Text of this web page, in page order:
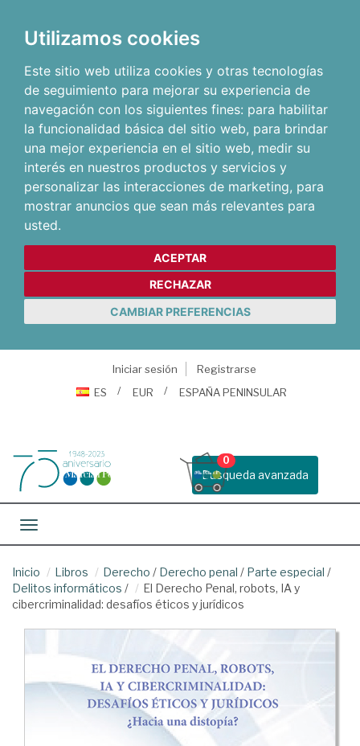
Utilizamos cookies
Este sitio web utiliza cookies y otras tecnologías
de seguimiento para mejorar su experiencia de
navegación con los siguientes fines: para habilitar
la funcionalidad básica del sitio web, para brindar
una mejor experiencia en el sitio web, medir su
interés en nuestros productos y servicios y
personalizar las interacciones de marketing, para
mostrar anuncios que sean más relevantes para
usted.
ACEPTAR
RECHAZAR
CAMBIAR PREFERENCIAS
Iniciar sesión
Registrarse
ES
EUR ESPAÑA PENINSULAR
Busqueda avanzada
0
Toggle navigation
Inicio Libros Derecho / Derecho penal / Parte especial /
Delitos informáticos /
El Derecho Penal, robots, IA y
cibercriminalidad: desafíos éticos y jurídicos